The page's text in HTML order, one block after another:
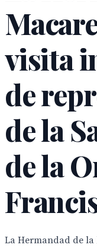
visita
de
de la
de la
La Hermandad de